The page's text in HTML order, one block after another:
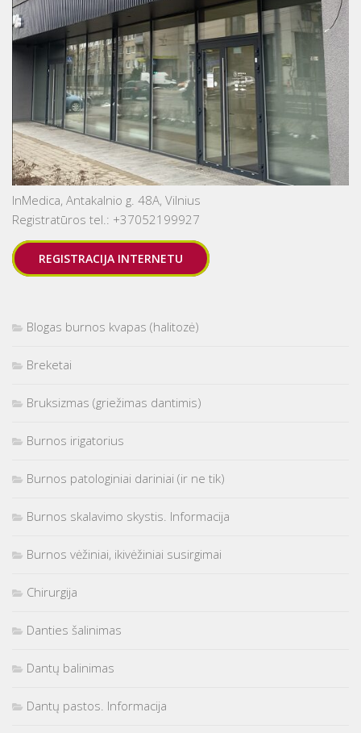
InMedica, Antakalnio g. 48A, Vilnius
Registratūros tel.: +37052199927
REGISTRACIJA INTERNETU
Blogas burnos kvapas (halitozė)
Breketai
Bruksizmas (griežimas dantimis)
Burnos irigatorius
Burnos patologiniai dariniai (ir ne tik)
Burnos skalavimo skystis. Informacija
Burnos vėžiniai, ikivėžiniai susirgimai
Chirurgija
Danties šalinimas
Dantų balinimas
Dantų pastos. Informacija